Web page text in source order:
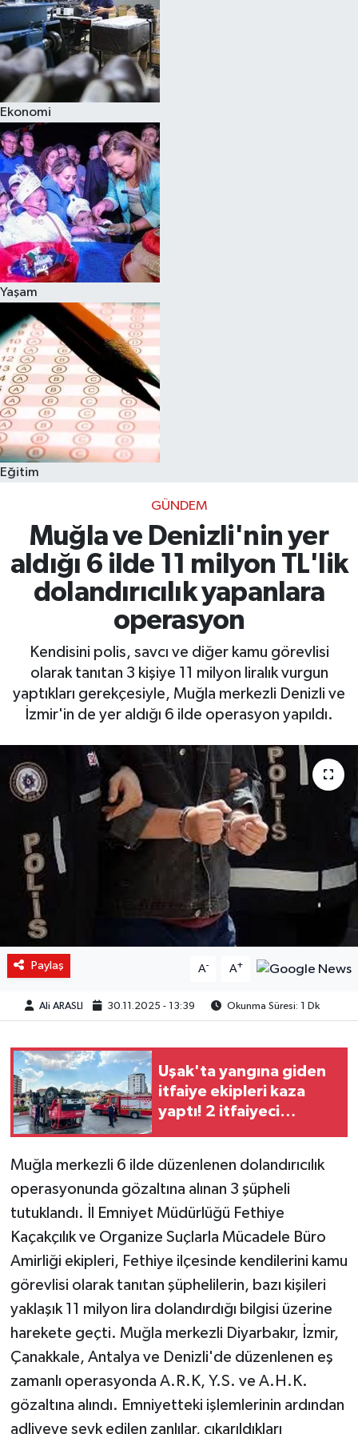
Ekonomi
Yaşam
Eğitim
GÜNDEM
Muğla ve Denizli'nin yer
aldığı 6 ilde 11 milyon TL'lik
dolandırıcılık yapanlara
operasyon
Kendisini polis, savcı ve diğer kamu görevlisi
olarak tanıtan 3 kişiye 11 milyon liralık vurgun
yaptıkları gerekçesiyle, Muğla merkezli Denizli ve
İzmir'in de yer aldığı 6 ilde operasyon yapıldı.
Paylaş A- A+
Ali ARASLI 30.11.2025 - 13:39 Okunma Süresi: 1 Dk
Uşak'ta yangına giden
itfaiye ekipleri kaza
yaptı! 2 itfaiyeci
Muğla merkezli 6 ilde düzenlenen dolandırıcılık
operasyonunda gözaltına alınan 3 şüpheli
tutuklandı. İl Emniyet Müdürlüğü Fethiye
Kaçakçılık ve Organize Suçlarla Mücadele Büro
Amirliği ekipleri, Fethiye ilçesinde kendilerini kamu
görevlisi olarak tanıtan şüphelilerin, bazı kişileri
yaklaşık 11 milyon lira dolandırdığı bilgisi üzerine
harekete geçti. Muğla merkezli Diyarbakır, İzmir,
Çanakkale, Antalya ve Denizli'de düzenlenen eş
zamanlı operasyonda A.R.K, Y.S. ve A.H.K.
gözaltına alındı. Emniyetteki işlemlerinin ardından
adliyeye sevk edilen zanlılar, çıkarıldıkları